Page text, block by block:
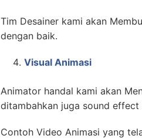
Tim Desainer kami akan
dengan baik.
Visual Animasi
Animator handal kami akan
ditambahkan juga sound effect
Contoh Video Animasi yang